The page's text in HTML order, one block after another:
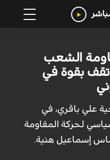
الشعب
تقف بقوة في
علي باقري، في
لحركة المقاومة
إسماعيل هنية.